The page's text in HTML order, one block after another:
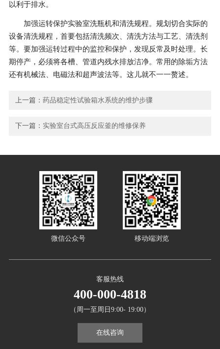
以利于排水。
加强运转保护实验室洗瓶机和清洗规程。规划切合实际的
设备清洗规程，首要包括清洗频次、清洗方法与工艺、清洗剂
等。要加强运转过程中的监控和保护，发现反常及时处理。长
期停产，必须将各槽、管道内残水排放洁净。常用的除垢方法
还有机械法、电磁法和超声波法等。这儿就不一一赘述。
上一篇：药品稳定性试验箱水系统的维护步骤
下一篇： 实验室台式高压反应釜的维修保养
客服热线
400-000-4818
（周一至周日9:00- 19:00）
在线咨询
微信公众号 移动端浏览